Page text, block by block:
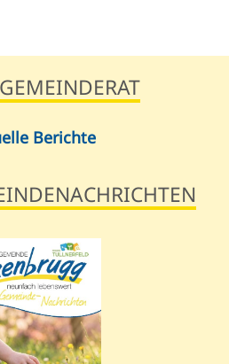
Berichte